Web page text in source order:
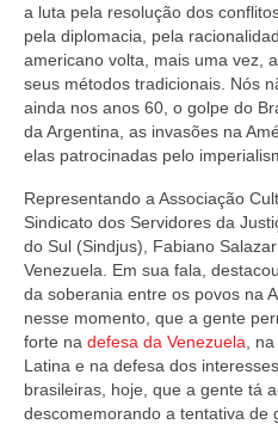
a luta pela resolução dos
pela diplomacia, pela
americano volta, mais uma vez,
seus métodos tradicionais. Nós
ainda nos anos 60, o golpe do
da Argentina, as invasões na
elas patrocinadas pelo
Representando a Associação
Sindicato dos Servidores da
do Sul (Sindjus), Fabiano
Venezuela. Em sua fala,
da soberania entre os povos na
nesse momento, que a gente
forte na defesa da Venezuela ,
Latina e na defesa dos
brasileiras, hoje, que a gente tá
descomemorando a tentativa de